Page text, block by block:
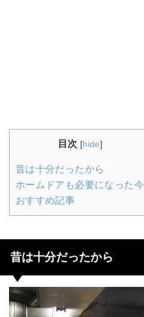
目次 [hide]
昔は十分だったから
ホームドアも必要になった今
おすすめ記事
昔は十分だったから